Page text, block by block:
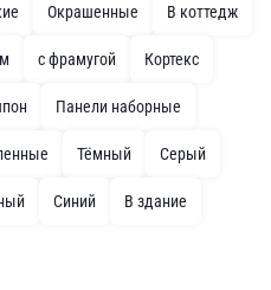
Окрашенные В коттедж
с фрамугой Кортекс
Панели наборные
Тёмный Серый
Синий В здание